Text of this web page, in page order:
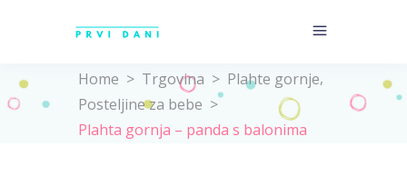
Home > Trgovina > Plahte gornje,
Posteljine za bebe >
Plahta gornja – panda s balonima